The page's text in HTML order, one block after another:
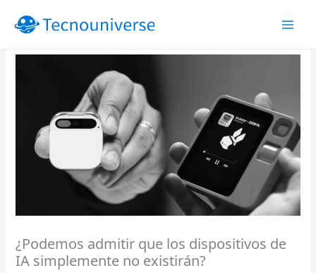
¿Podemos admitir que los dispositivos de
IA simplemente no existirán?